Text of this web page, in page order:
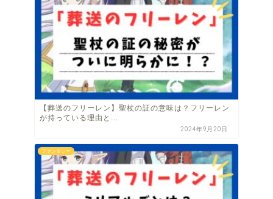
【葬送のフリーレン】聖杖の証の意味は？フリーレン
が持っている理由と...
2024年9月20日
ファンタジー